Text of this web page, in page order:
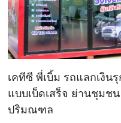
เคทีซี พี่เบิ้ม รถแลกเงิน
แบบเบ็ดเสร็จ ย่านชุมช
ปริมณฑล